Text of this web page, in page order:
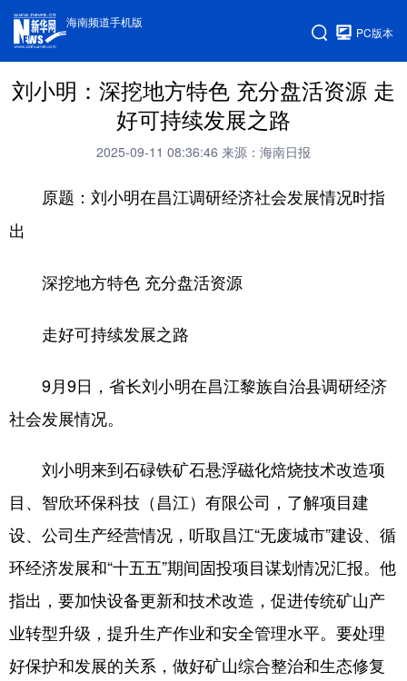
海南频道手机版
PC版本
刘小明：深挖地方特色 充分盘活资源 走
好可持续发展之路
2025-09-11 08:36:46 来源：海南日报
原题：刘小明在昌江调研经济社会发展情况时指
出
深挖地方特色 充分盘活资源
走好可持续发展之路
9月9日，省长刘小明在昌江黎族自治县调研经济
社会发展情况。
刘小明来到石碌铁矿石悬浮磁化焙烧技术改造项
目、智欣环保科技（昌江）有限公司，了解项目建
设、公司生产经营情况，听取昌江“无废城市”建设、循
环经济发展和“十五五”期间固投项目谋划情况汇报。他
指出，要加快设备更新和技术改造，促进传统矿山产
业转型升级，提升生产作业和安全管理水平。要处理
好保护和发展的关系，做好矿山综合整治和生态修复